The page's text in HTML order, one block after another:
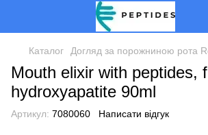
Каталог Догляд за порожниною рота
Mouth elixir with peptides,
hydroxyapatite 90ml
Артикул: 7080060 Написати відгук